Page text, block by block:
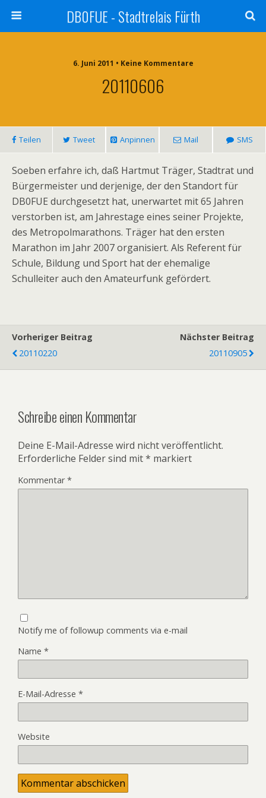
DB0FUE - Stadtrelais Fürth
6. Juni 2011 • Keine Kommentare
20110606
Teilen Tweet Anpinnen Mail SMS
Soeben erfahre ich, daß Hartmut Träger, Stadtrat und
Bürgermeister und derjenige, der den Standort für
DB0FUE durchgesetzt hat, unerwartet mit 65 Jahren
verstorben ist, am Jahrestage eines seiner Projekte,
des Metropolmarathons. Träger hat den ersten
Marathon im Jahr 2007 organisiert. Als Referent für
Schule, Bildung und Sport hat der ehemalige
Schulleiter auch den Amateurfunk gefördert.
Vorheriger Beitrag
20110220
Nächster Beitrag
20110905
Schreibe einen Kommentar
Deine E-Mail-Adresse wird nicht veröffentlicht.
Erforderliche Felder sind mit* markiert
Kommentar*
Notify me of followup comments via e-mail
Name *
E-Mail-Adresse *
Website